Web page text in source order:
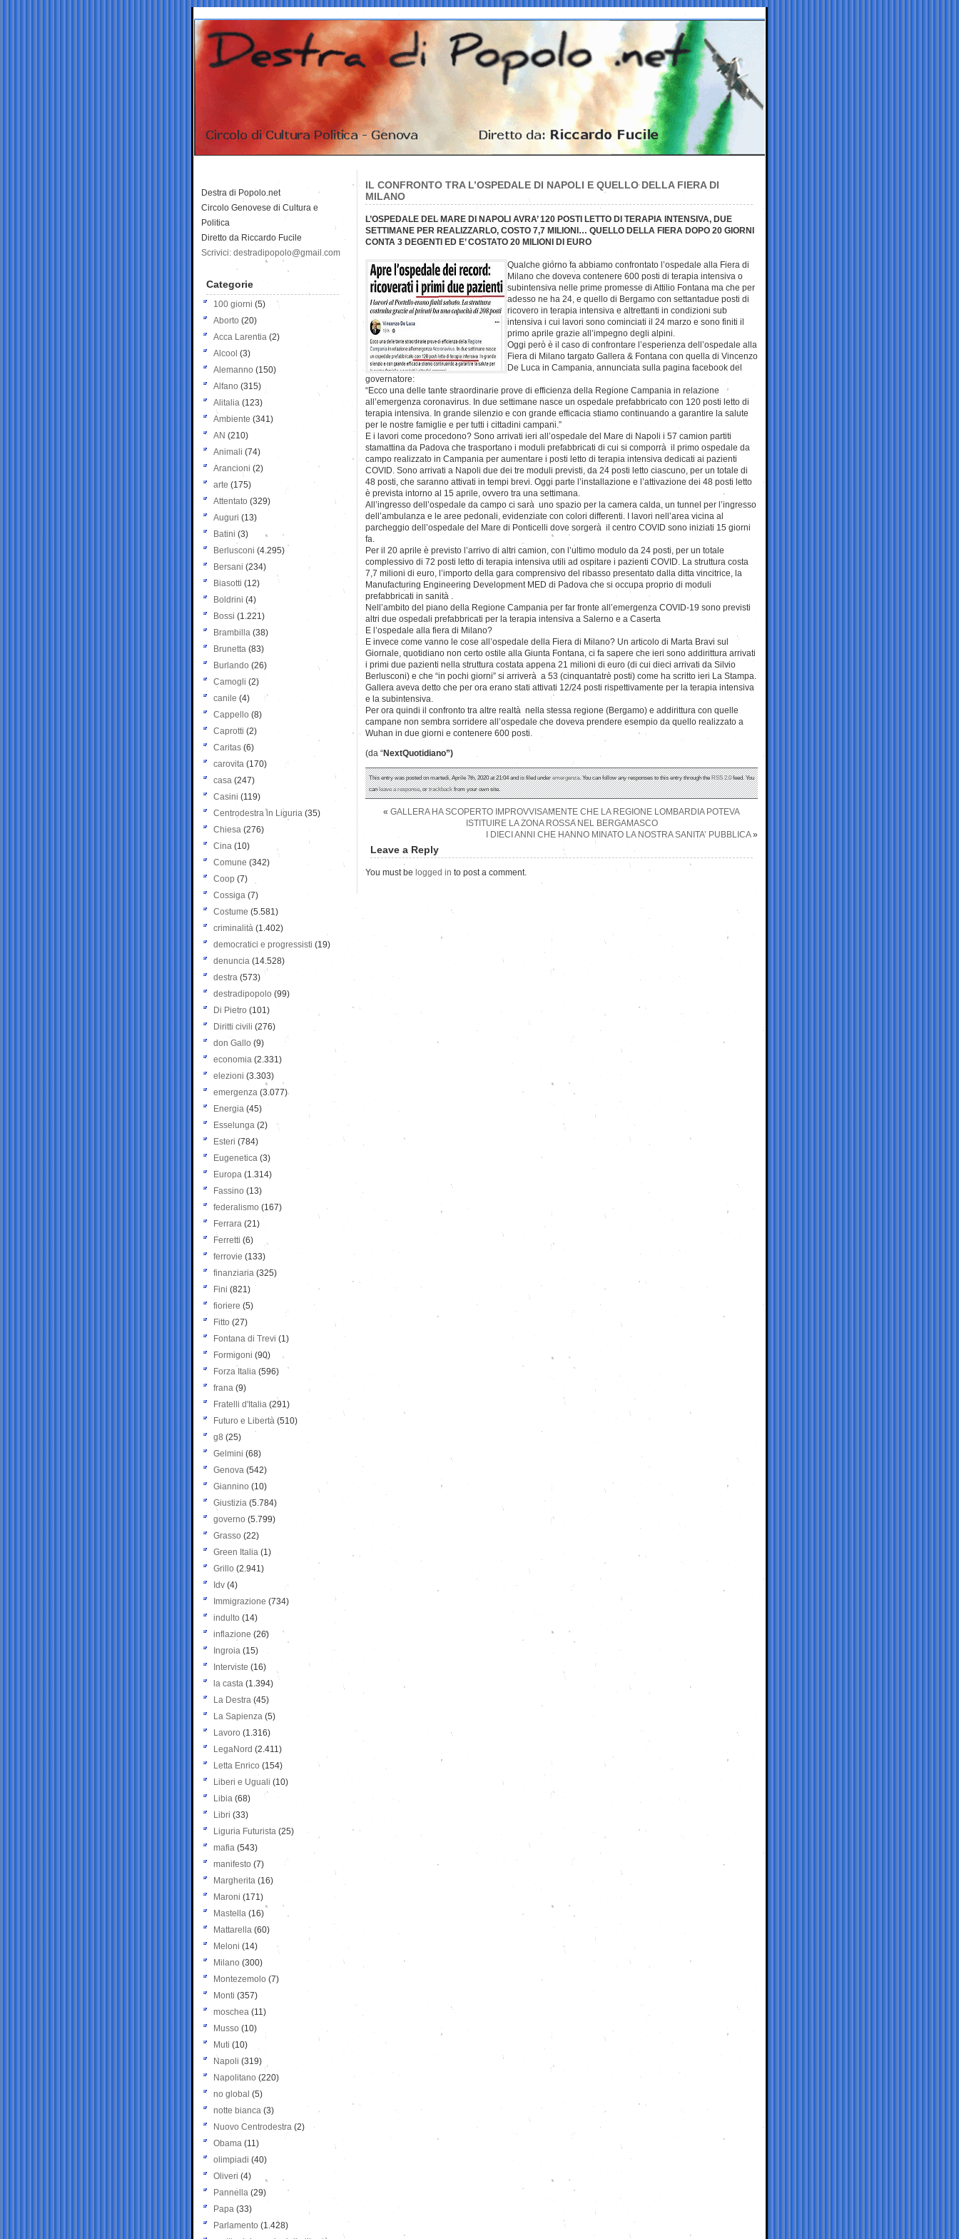
IL CONFRONTO TRA L’OSPEDALE DI NAPOLI E QUELLO DELLA FIERA DI
MILANO
L’OSPEDALE DEL MARE DI NAPOLI AVRA’ 120 POSTI LETTO DI TERAPIA INTENSIVA, DUE
SETTIMANE PER REALIZZARLO, COSTO 7,7 MILIONI… QUELLO DELLA FIERA DOPO 20 GIORNI
CONTA 3 DEGENTI ED E’ COSTATO 20 MILIONI DI EURO
Qualche giorno fa abbiamo confrontato l’ospedale alla Fiera di
Milano che doveva contenere 600 posti di terapia intensiva o
subintensiva nelle prime promesse di Attilio Fontana ma che per
adesso ne ha 24, e quello di Bergamo con settantadue posti di
ricovero in terapia intensiva e altrettanti in condizioni sub
intensiva i cui lavori sono cominciati il 24 marzo e sono finiti il
primo aprile grazie all’impegno degli alpini.
Oggi però è il caso di confrontare l’esperienza dell’ospedale alla
Fiera di Milano targato Gallera & Fontana con quella di Vincenzo
De Luca in Campania, annunciata sulla pagina facebook del
governatore:
“Ecco una delle tante straordinarie prove di efficienza della Regione Campania in relazione
all’emergenza coronavirus. In due settimane nasce un ospedale prefabbricato con 120 posti letto di
terapia intensiva. In grande silenzio e con grande efficacia stiamo continuando a garantire la salute
per le nostre famiglie e per tutti i cittadini campani.”
E i lavori come procedono? Sono arrivati ieri all’ospedale del Mare di Napoli i 57 camion partiti
stamattina da Padova che trasportano i moduli prefabbricati di cui si comporrà il primo ospedale da
campo realizzato in Campania per aumentare i posti letto di terapia intensiva dedicati ai pazienti
COVID. Sono arrivati a Napoli due dei tre moduli previsti, da 24 posti letto ciascuno, per un totale di
48 posti, che saranno attivati in tempi brevi. Oggi parte l’installazione e l’attivazione dei 48 posti letto
è prevista intorno al 15 aprile, ovvero tra una settimana.
All’ingresso dell’ospedale da campo ci sarà uno spazio per la camera calda, un tunnel per l’ingresso
dell’ambulanza e le aree pedonali, evidenziate con colori differenti. I lavori nell’area vicina al
parcheggio dell’ospedale del Mare di Ponticelli dove sorgerà il centro COVID sono iniziati 15 giorni
fa.
Per il 20 aprile è previsto l’arrivo di altri camion, con l’ultimo modulo da 24 posti, per un totale
complessivo di 72 posti letto di terapia intensiva utili ad ospitare i pazienti COVID. La struttura costa
7,7 milioni di euro, l’importo della gara comprensivo del ribasso presentato dalla ditta vincitrice, la
Manufacturing Engineering Development MED di Padova che si occupa proprio di moduli
prefabbricati in sanità .
Nell’ambito del piano della Regione Campania per far fronte all’emergenza COVID-19 sono previsti
altri due ospedali prefabbricati per la terapia intensiva a Salerno e a Caserta
E l’ospedale alla fiera di Milano?
E invece come vanno le cose all’ospedale della Fiera di Milano? Un articolo di Marta Bravi sul
Giornale, quotidiano non certo ostile alla Giunta Fontana, ci fa sapere che ieri sono addirittura arrivati
i primi due pazienti nella struttura costata appena 21 milioni di euro (di cui dieci arrivati da Silvio
Berlusconi) e che “in pochi giorni” si arriverà a 53 (cinquantatrè posti) come ha scritto ieri La Stampa.
Gallera aveva detto che per ora erano stati attivati 12/24 posti rispettivamente per la terapia intensiva
e la subintensiva.
Per ora quindi il confronto tra altre realtà nella stessa regione (Bergamo) e addirittura con quelle
campane non sembra sorridere all’ospedale che doveva prendere esempio da quello realizzato a
Wuhan in due giorni e contenere 600 posti.
(da “NextQuotidiano”)
This entry was posted on martedì, Aprile 7th, 2020 at 21:04 and is filed underemergenza. You can follow any responses to this entry through theRSS 2.0feed. You
canleave a response, ortrackbackfrom your own site.
« GALLERA HA SCOPERTO IMPROVVISAMENTE CHE LA REGIONE LOMBARDIA POTEVA
ISTITUIRE LA ZONA ROSSA NEL BERGAMASCO
I DIECI ANNI CHE HANNO MINATO LA NOSTRA SANITA’ PUBBLICA»
Leave a Reply
You must be logged in to post a comment.
Destra di Popolo.net
Circolo Genovese di Cultura e
Politica
Diretto da Riccardo Fucile
Scrivici: destradipopolo@gmail.com
Categorie
100 giorni (5)
Aborto (20)
Acca Larentia (2)
Alcool (3)
Alemanno (150)
Alfano (315)
Alitalia (123)
Ambiente (341)
AN (210)
Animali (74)
Arancioni (2)
arte (175)
Attentato (329)
Auguri (13)
Batini (3)
Berlusconi (4.295)
Bersani (234)
Biasotti (12)
Boldrini (4)
Bossi (1.221)
Brambilla (38)
Brunetta (83)
Burlando (26)
Camogli (2)
canile (4)
Cappello (8)
Caprotti (2)
Caritas (6)
carovita (170)
casa (247)
Casini (119)
Centrodestra in Liguria (35)
Chiesa (276)
Cina (10)
Comune (342)
Coop (7)
Cossiga (7)
Costume (5.581)
criminalità (1.402)
democratici e progressisti (19)
denuncia (14.528)
destra (573)
destradipopolo (99)
Di Pietro (101)
Diritti civili (276)
don Gallo (9)
economia (2.331)
elezioni (3.303)
emergenza (3.077)
Energia (45)
Esselunga (2)
Esteri (784)
Eugenetica (3)
Europa (1.314)
Fassino (13)
federalismo (167)
Ferrara (21)
Ferretti (6)
ferrovie (133)
finanziaria (325)
Fini (821)
fioriere (5)
Fitto (27)
Fontana di Trevi (1)
Formigoni (90)
Forza Italia (596)
frana (9)
Fratelli d'Italia (291)
Futuro e Libertà (510)
g8 (25)
Gelmini (68)
Genova (542)
Giannino (10)
Giustizia (5.784)
governo (5.799)
Grasso (22)
Green Italia (1)
Grillo (2.941)
Idv (4)
Immigrazione (734)
indulto (14)
inflazione (26)
Ingroia (15)
Interviste (16)
la casta (1.394)
La Destra (45)
La Sapienza (5)
Lavoro (1.316)
LegaNord (2.411)
Letta Enrico (154)
Liberi e Uguali (10)
Libia (68)
Libri (33)
Liguria Futurista (25)
mafia (543)
manifesto (7)
Margherita (16)
Maroni (171)
Mastella (16)
Mattarella (60)
Meloni (14)
Milano (300)
Montezemolo (7)
Monti (357)
moschea (11)
Musso (10)
Muti (10)
Napoli (319)
Napolitano (220)
no global (5)
notte bianca (3)
Nuovo Centrodestra (2)
Obama (11)
olimpiadi (40)
Oliveri (4)
Pannella (29)
Papa (33)
Parlamento (1.428)